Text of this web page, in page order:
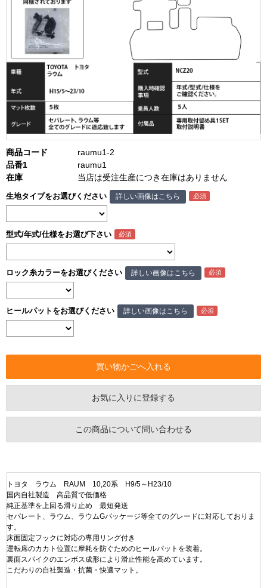
商品コード
raumu1-2
品番1
raumu1
在庫
当店は受注生産につき在庫はありません
生地タイプをお選びください 詳しい画像はこちら
型式/年式/仕様をお選び下さい
ロック糸カラーをお選びください 詳しい画像はこちら
ヒールパットをお選びください 詳しい画像はこちら
お気に入りに登録する
この商品について問い合わせる
トヨタ ラウム RAUM 10,20系 H9/5～H23/10
国内自社製造 高品質で低価格
純正基準を上回る滑り止め 最短発送
セパレート、ラウム、ラウムGパッケージ等全てのグレードに対応しておりま
す。
床面固定フックに対応の専用リング付き
運転席のカカト位置に摩耗を防ぐためのヒールパットを装着。
裏面スパイクのエンボス成形により滑止性能を高めています。
こだわりの自社製造・抗菌・快適マット。